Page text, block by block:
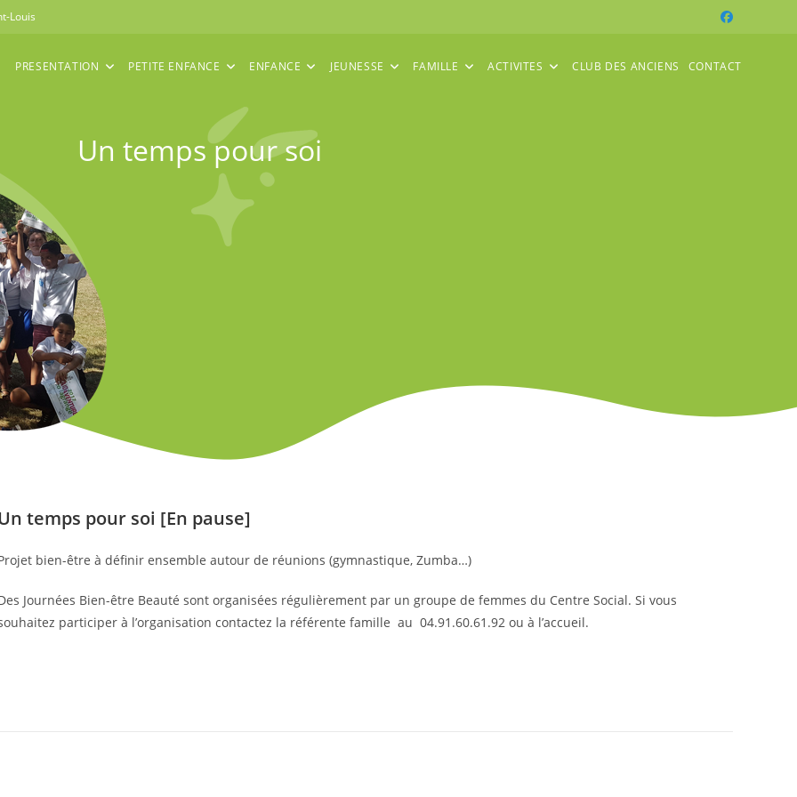
Louis
PRESENTATION PETITE ENFANCE ENFANCE JEUNESSE FAMILLE ACTIVITES CLUB DES ANCIENS CONTACT
Un temps pour soi
temps pour soi [En pause]
bien-être à définir ensemble autour de réunions (gymnastique, Zumba…)
Journées Bien-être Beauté sont organisées régulièrement par un groupe de femmes du Centre Social. Si vous
participer à l’organisation contactez la référente famille au 04.91.60.61.92 ou à l’accueil.